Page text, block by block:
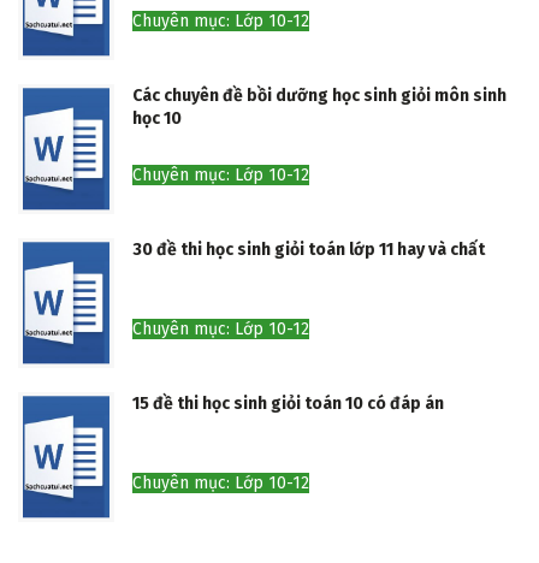
Chuyên mục: Lớp 10-12
Các chuyên đề bồi dưỡng học sinh giỏi môn sinh
học 10
Chuyên mục: Lớp 10-12
30 đề thi học sinh giỏi toán lớp 11 hay và chất
Chuyên mục: Lớp 10-12
15 đề thi học sinh giỏi toán 10 có đáp án
Chuyên mục: Lớp 10-12